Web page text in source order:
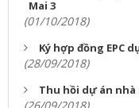
Mai 3
(01/10/2018)
Ký hợp đồng EPC
(28/09/2018)
Thu hồi dự án nhà